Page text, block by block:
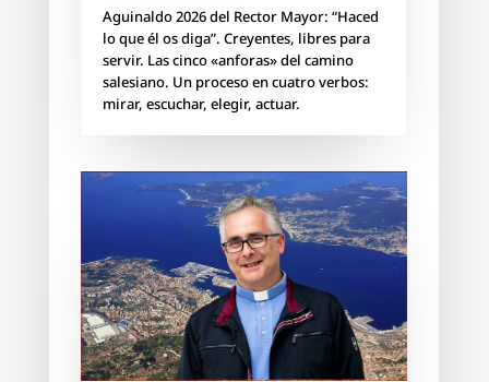
Aguinaldo 2026 del Rector Mayor: “Haced
lo que él os diga”. Creyentes, libres para
servir. Las cinco «anforas» del camino
salesiano. Un proceso en cuatro verbos:
mirar, escuchar, elegir, actuar.